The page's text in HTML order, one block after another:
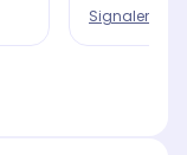
Signaler un